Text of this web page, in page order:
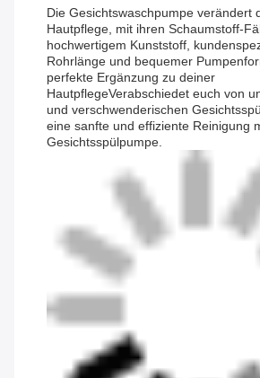
Die Gesichtswaschpumpe verändert
Hautpflege, mit ihren Schaumstoff-
hochwertigem Kunststoff,
Rohrlänge und bequemer
perfekte Ergänzung zu deiner
HautpflegeVerabschiedet euch von
und verschwenderischen
eine sanfte und effiziente Reinigung
Gesichtsspülpumpe.